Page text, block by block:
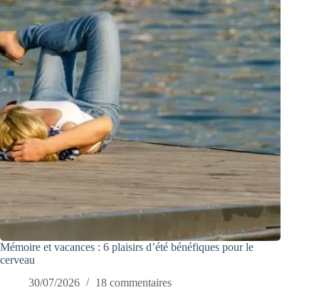
Mémoire et vacances : 6 plaisirs d’été bénéfiques pour le
cerveau
30/07/2026
18 commentaires